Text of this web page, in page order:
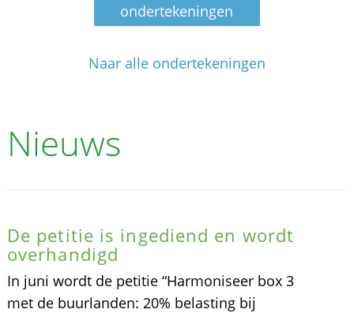
ondertekeningen
Naar alle ondertekeningen
Nieuws
De petitie is ingediend en wordt
overhandigd
In juni wordt de petitie “Harmoniseer box 3
met de buurlanden: 20% belasting bij